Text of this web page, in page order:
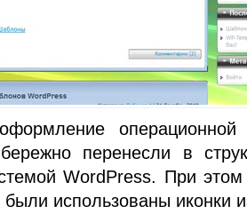
бережно перенесли в
WordPress. При этом
использованы иконки